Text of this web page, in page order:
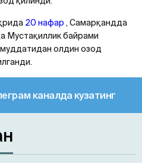
20 нафар , Самарқандда
Мустақиллик байрами
олдин озод
каналда кузатинг